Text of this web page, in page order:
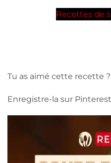
Recettes de
Tu as aimé cette recette ?
Enregistre-la sur